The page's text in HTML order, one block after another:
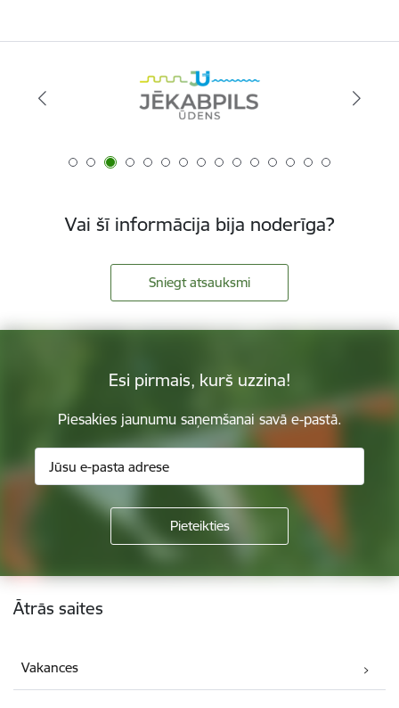
Vai šī informācija bija noderīga?
Sniegt atsauksmi
Esi pirmais, kurš uzzina!
Piesakies jaunumu saņemšanai savā e-pastā.
Kājene
Ātrās saites
Vakances